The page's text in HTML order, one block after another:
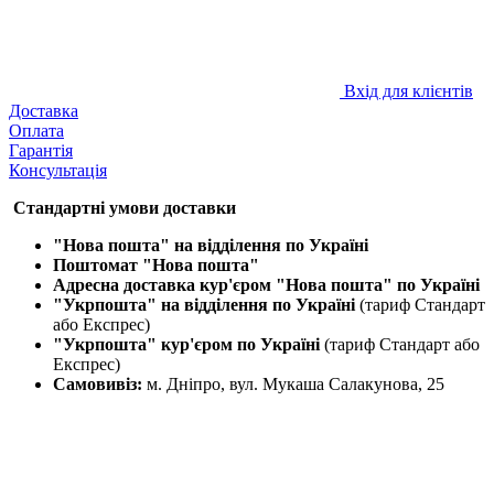
Вхід для клієнтів
Доставка
Оплата
Гарантія
Консультація
Стандартні умови доставки
"Нова пошта" на відділення по Україні
Поштомат "Нова пошта"
Адресна доставка кур'єром "Нова пошта" по Україні
"Укрпошта" на відділення по Україні (тариф Стандарт
або Експрес)
"Укрпошта" кур'єром по Україні (тариф Стандарт або
Експрес)
Самовивіз: м. Дніпро, вул. Мукаша Салакунова, 25